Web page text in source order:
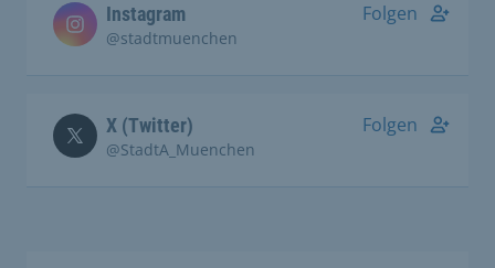
Instagram
@stadtmuenchen
Folgen
X (Twitter)
@StadtA_Muenchen
Folgen